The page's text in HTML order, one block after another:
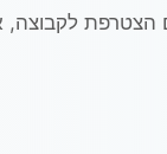
הצטרפת לקבוצה,